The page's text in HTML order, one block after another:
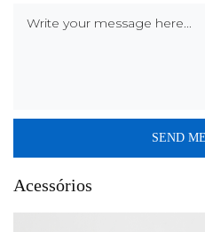
Acessórios